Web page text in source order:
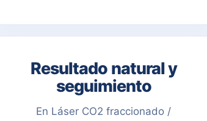
Resultado natural y
seguimiento
En Láser CO2 fraccionado /